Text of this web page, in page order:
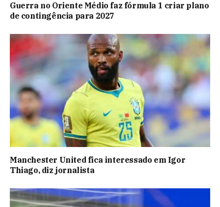
Guerra no Oriente Médio faz fórmula 1 criar plano
de contingência para 2027
Manchester United fica interessado em Igor
Thiago, diz jornalista